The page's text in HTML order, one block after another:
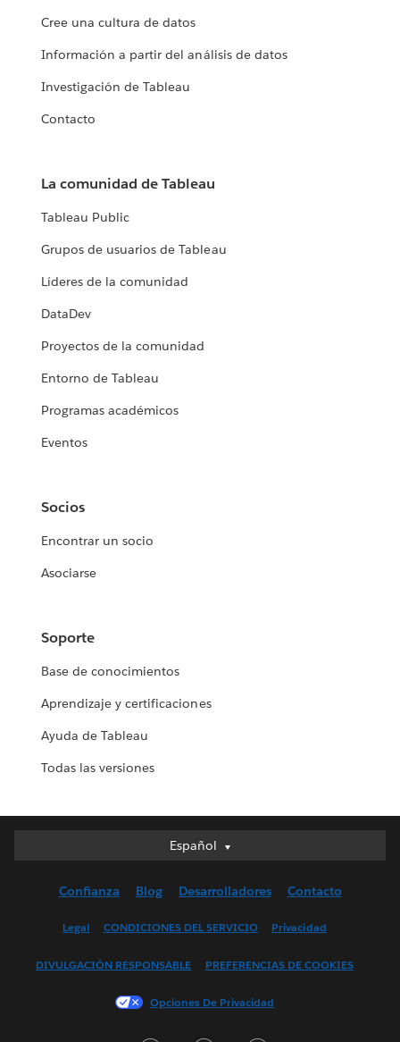
Cree una cultura de datos
Información a partir del análisis de datos
Investigación de Tableau
Contacto
La comunidad de Tableau
Tableau Public
Grupos de usuarios de Tableau
Líderes de la comunidad
DataDev
Proyectos de la comunidad
Entorno de Tableau
Programas académicos
Eventos
Socios
Encontrar un socio
Asociarse
Soporte
Base de conocimientos
Aprendizaje y certificaciones
Ayuda de Tableau
Todas las versiones
Español
Español
English (UK)
Français (France)
Confianza Blog Desarrolladores Contacto
Legal CONDICIONES DEL SERVICIO Privacidad
DIVULGACIÓN RESPONSABLE PREFERENCIAS DE COOKIES
Opciones De Privacidad